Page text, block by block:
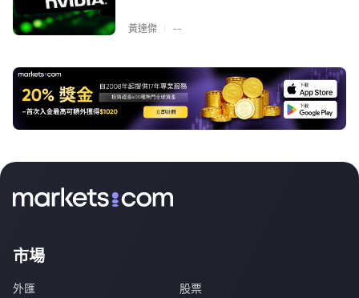
黃達傑 --
市場
外匯
股票